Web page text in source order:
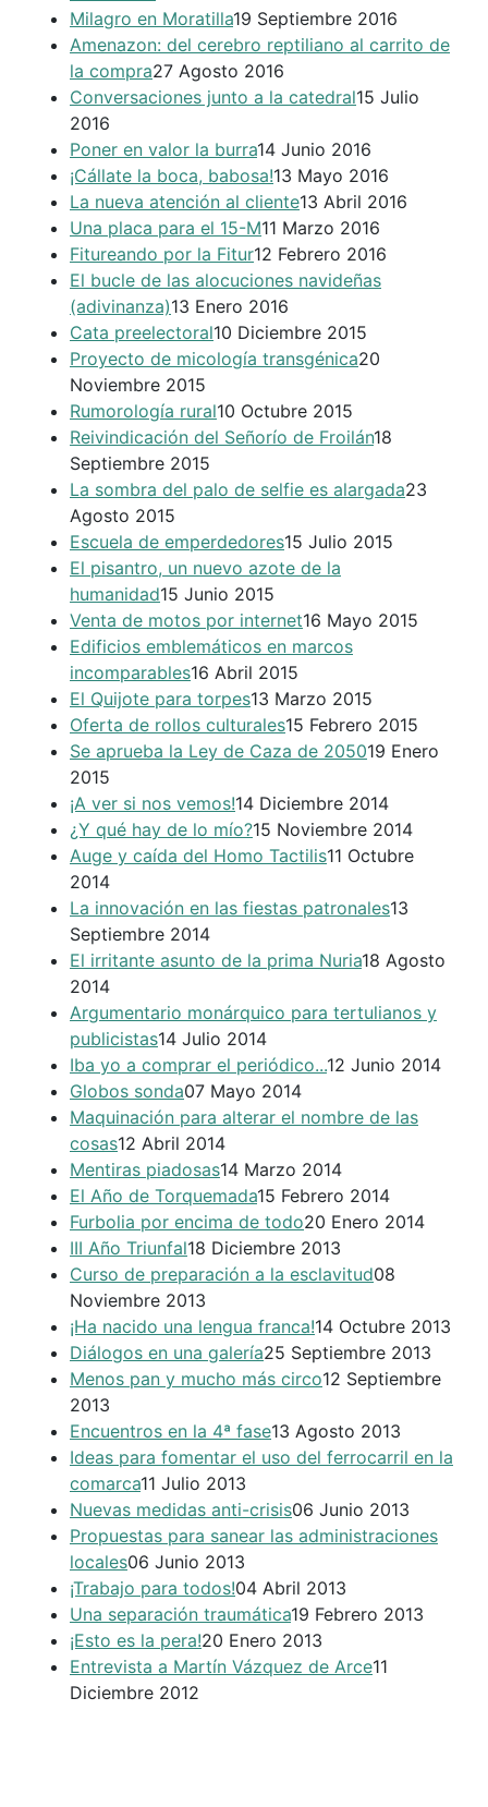
Milagro en Moratilla19 Septiembre 2016
Amenazon: del cerebro reptiliano al carrito de
la compra27 Agosto 2016
Conversaciones junto a la catedral15 Julio
2016
Poner en valor la burra14 Junio 2016
¡Cállate la boca, babosa!13 Mayo 2016
La nueva atención al cliente13 Abril 2016
Una placa para el 15-M11 Marzo 2016
Fitureando por la Fitur12 Febrero 2016
El bucle de las alocuciones navideñas
(adivinanza)13 Enero 2016
Cata preelectoral10 Diciembre 2015
Proyecto de micología transgénica20
Noviembre 2015
Rumorología rural10 Octubre 2015
Reivindicación del Señorío de Froilán18
Septiembre 2015
La sombra del palo de selfie es alargada23
Agosto 2015
Escuela de emperdedores15 Julio 2015
El pisantro, un nuevo azote de la
humanidad15 Junio 2015
Venta de motos por internet16 Mayo 2015
Edificios emblemáticos en marcos
incomparables16 Abril 2015
El Quijote para torpes13 Marzo 2015
Oferta de rollos culturales15 Febrero 2015
Se aprueba la Ley de Caza de 205019 Enero
2015
¡A ver si nos vemos!14 Diciembre 2014
¿Y qué hay de lo mío?15 Noviembre 2014
Auge y caída del Homo Tactilis11 Octubre
2014
La innovación en las fiestas patronales13
Septiembre 2014
El irritante asunto de la prima Nuria18 Agosto
2014
Argumentario monárquico para tertulianos y
publicistas14 Julio 2014
Iba yo a comprar el periódico...12 Junio 2014
Globos sonda07 Mayo 2014
Maquinación para alterar el nombre de las
cosas12 Abril 2014
Mentiras piadosas14 Marzo 2014
El Año de Torquemada15 Febrero 2014
Furbolia por encima de todo20 Enero 2014
III Año Triunfal18 Diciembre 2013
Curso de preparación a la esclavitud08
Noviembre 2013
¡Ha nacido una lengua franca!14 Octubre 2013
Diálogos en una galería25 Septiembre 2013
Menos pan y mucho más circo12 Septiembre
2013
Encuentros en la 4ª fase13 Agosto 2013
Ideas para fomentar el uso del ferrocarril en la
comarca11 Julio 2013
Nuevas medidas anti-crisis06 Junio 2013
Propuestas para sanear las administraciones
locales06 Junio 2013
¡Trabajo para todos!04 Abril 2013
Una separación traumática19 Febrero 2013
¡Esto es la pera!20 Enero 2013
Entrevista a Martín Vázquez de Arce11
Diciembre 2012